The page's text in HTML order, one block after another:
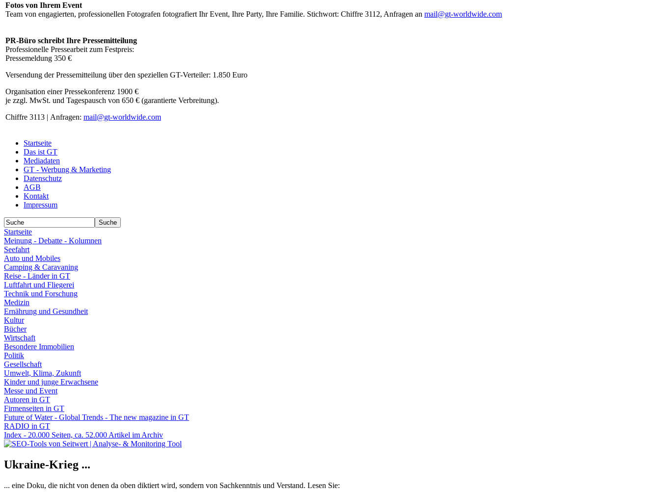
Fotos von Ihrem Event
Team von engagierten, professionellen Fotografen fotografiert Ihr Event, Ihre Party, Ihre Familie. Stichwort: Chiffre 3112, Anfragen an mail@gt-worldwide.com
PR-Büro schreibt Ihre Pressemitteilung
Professionelle Pressearbeit zum Festpreis:
Pressemeldung 350 €
Versendung der Pressemitteilung über den speziellen GT-Verteiler: 1.850 Euro
Organisation einer Pressekonferenz 1900 €
je zzgl. MwSt. und Tagespausch von 650 € (garantierte Verbreitung).
Chiffre 3113 | Anfragen: mail@gt-worldwide.com
Startseite
Das ist GT
Mediadaten
GT - Werbung & Marketing
Datenschutz
AGB
Kontakt
Impressum
Startseite
Meinung - Debatte - Kolumnen
Seefahrt
Auto und Mobiles
Camping & Caravaning
Reise - Länder in GT
Luftfahrt und Fliegerei
Technik und Forschung
Medizin
Ernährung und Gesundheit
Kultur
Bücher
Wirtschaft
Besondere Immobilien
Politik
Gesellschaft
Umwelt, Klima, Zukunft
Kinder und junge Erwachsene
Messe und Event
Autoren in GT
Firmenseiten in GT
Future of Water - Global Trends - The new magazine in GT
RADIO in GT
Index - 20.000 Seiten, ca. 52.000 Artikel im Archiv
Ukraine-Krieg ...
... eine Doku, die nicht von denen da oben diktiert wird, sondern von Sachkenntnis und Verstand. Lesen Sie: